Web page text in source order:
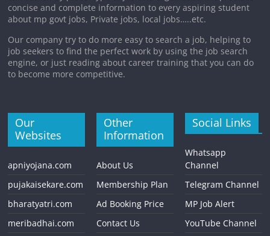
concise and complete information to every aspiring student
about mp govt jobs, Private jobs, local jobs…..etc.
Our company try to do more easy to search a job, helping to
job seekers to find the perfect work by using the job search
engine, or just reading about career training that you can do
to become more competitive.
Our
Websites
apniyojana.com
pujakaisekare.com
bharatyatri.com
meribadhai.com
Other
Information
About Us
Membership Plan
Ad Booking Price
Contact Us
Social Links
Whatsapp
Channel
Telegram Channel
MP Job Alert
YouTube Channel